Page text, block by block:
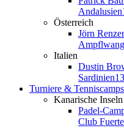
Andalusien
Österreich
Jörn
Ampflwang
Italien
Dustin
Sardinien
Turniere & Tenniscamps
Kanarische Inseln
Padel-
Club